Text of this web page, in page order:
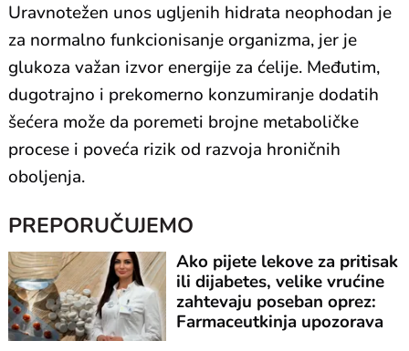
Uravnotežen unos ugljenih hidrata neophodan je
za normalno funkcionisanje organizma, jer je
glukoza važan izvor energije za ćelije. Međutim,
dugotrajno i prekomerno konzumiranje dodatih
šećera može da poremeti brojne metaboličke
procese i poveća rizik od razvoja hroničnih
oboljenja.
PREPORUČUJEMO
Ako pijete lekove za pritisak
ili dijabetes, velike vrućine
zahtevaju poseban oprez:
Farmaceutkinja upozorava